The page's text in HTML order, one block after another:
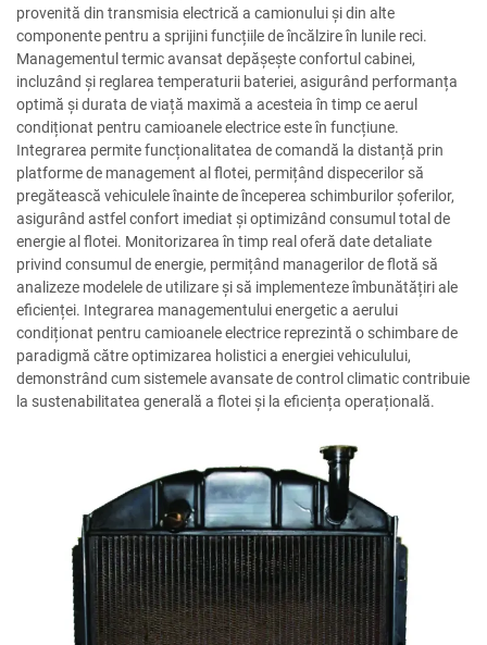
provenită din transmisia electrică a camionului și din alte
componente pentru a sprijini funcțiile de încălzire în lunile reci.
Managementul termic avansat depășește confortul cabinei,
incluzând și reglarea temperaturii bateriei, asigurând performanța
optimă și durata de viață maximă a acesteia în timp ce aerul
condiționat pentru camioanele electrice este în funcțiune.
Integrarea permite funcționalitatea de comandă la distanță prin
platforme de management al flotei, permițând dispecerilor să
pregătească vehiculele înainte de începerea schimburilor șoferilor,
asigurând astfel confort imediat și optimizând consumul total de
energie al flotei. Monitorizarea în timp real oferă date detaliate
privind consumul de energie, permițând managerilor de flotă să
analizeze modelele de utilizare și să implementeze îmbunătățiri ale
eficienței. Integrarea managementului energetic a aerului
condiționat pentru camioanele electrice reprezintă o schimbare de
paradigmă către optimizarea holistici a energiei vehiculului,
demonstrând cum sistemele avansate de control climatic contribuie
la sustenabilitatea generală a flotei și la eficiența operațională.